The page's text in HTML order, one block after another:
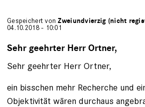
Gespeichert vonZweiundvierzig (nicht
04.10.2018 - 10:01
Sehr geehrter Herr Ortner,
Sehr geehrter Herr Ortner,
ein bisschen mehr Recherche und
Objektivität wären durchaus